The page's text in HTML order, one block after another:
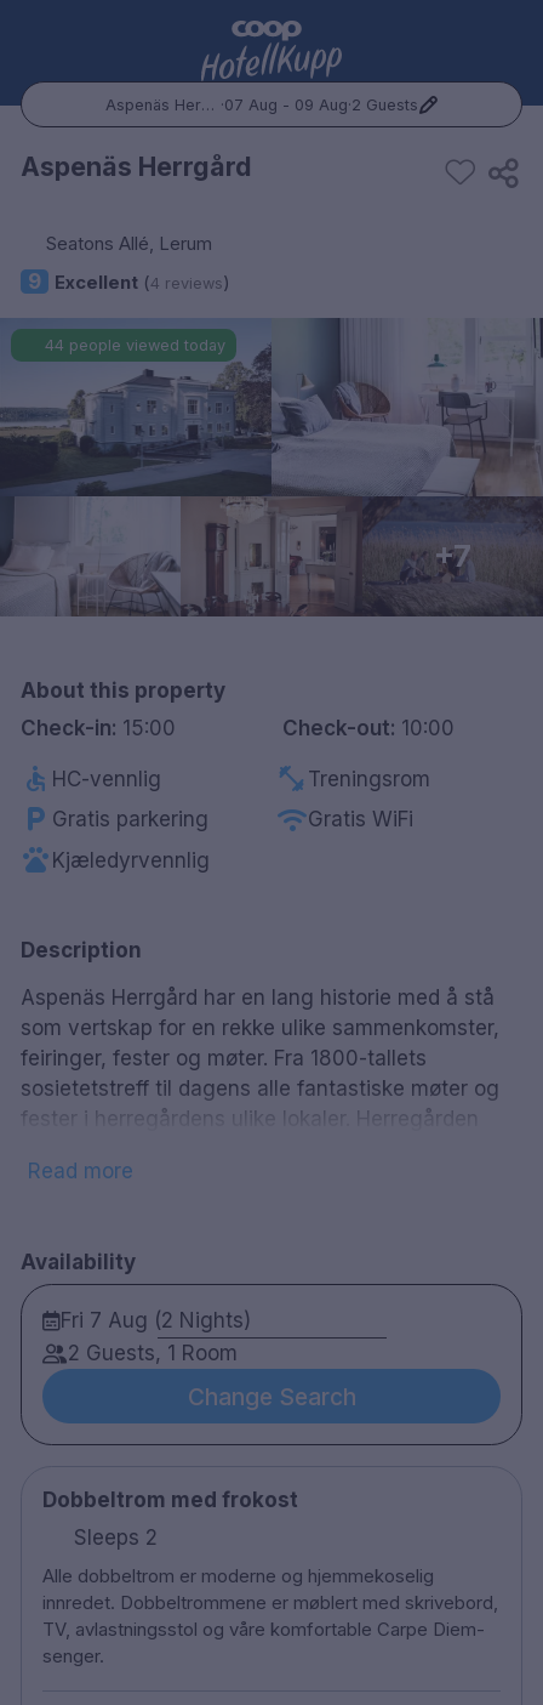
Aspenäs Herrgård ·07 Aug - 09 Aug·2 Guests
Popular Destinations:
Bergen
Trondheim
Hele Sverige
Göteborg
Aspenäs Herrgård
Seatons Allé, Lerum
9 Excellent(4 reviews)
44 people viewed today
+7
About this property
Check-in: 15:00 Check-out: 10:00
accessible HC-vennlig fitness_center Treningsrom
local_parking Gratis parkering wifiGratis WiFi
pets Kjæledyrvennlig
Description
Aspenäs Herrgård har en lang historie med å stå
som vertskap for en rekke ulike sammenkomster,
feiringer, fester og møter. Fra 1800-tallets
sosietetstreff til dagens alle fantastiske møter og
fester i herregårdens ulike lokaler. Herregården
Fra Göteborg er det bare en 20 minutters reise til
112 rom
Dobbeltrom
Gym
Handicap-tilpasset
Husdyrvennlig
Read more
Availability
Fri 7 Aug (2 Nights)
2 Guests, 1 Room
Change Search
Dobbeltrom med frokost
Sleeps 2
Alle dobbeltrom er moderne og hjemmekoselig
innredet. Dobbeltrommene er møblert med skrivebord,
TV, avlastningsstol og våre komfortable Carpe Diem-
senger.